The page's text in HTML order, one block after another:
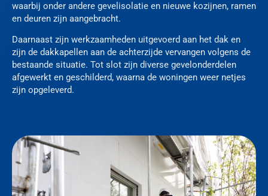
waarbij onder andere gevelisolatie en nieuwe kozijnen, ramen
en deuren zijn aangebracht.
Daarnaast zijn werkzaamheden uitgevoerd aan het dak en
zijn de dakkapellen aan de achterzijde vervangen volgens de
bestaande situatie. Tot slot zijn diverse gevelonderdelen
afgewerkt en geschilderd, waarna de woningen weer netjes
zijn opgeleverd.